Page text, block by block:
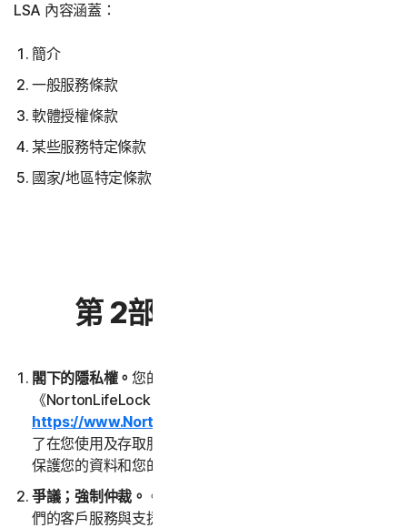
LSA 內容涵蓋：
簡介
一般服務條款
軟體授權條款
某些服務特定條款
國家/地區特定條款
第 2部分 – 一般條款
閣下的隱私權。 您的隱私權對我們非常重要。請閱讀
《NortonLifeLock 全球隱私權聲明》
https://www.NortonLifeLock.com/privacy
了在您使用及存取服務時，我們如何收集、使用、處理及
保護您的資料和您的裝置。
爭議；強制仲裁。 。前往
們的客戶服務與支援，即可輕鬆快速解決大多數分歧。